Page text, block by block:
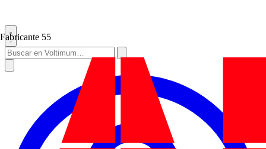
Fabricante 55